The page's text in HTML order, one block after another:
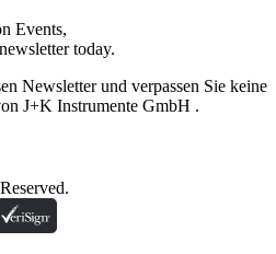
Events,
today.
Newsletter und verpassen Sie keine
J+K Instrumente GmbH .